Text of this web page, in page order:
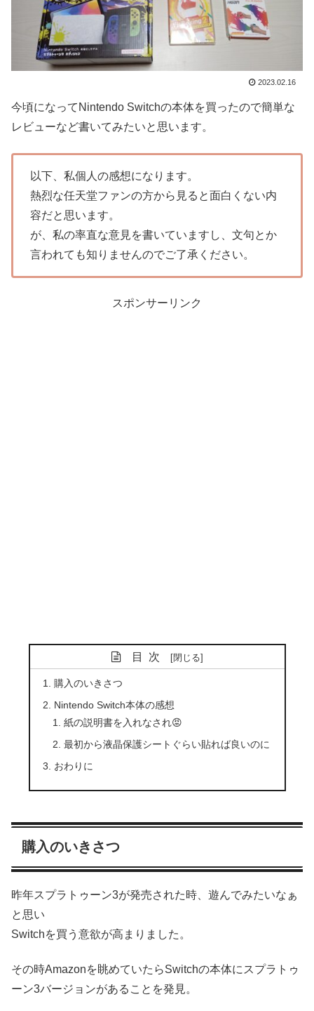
2023.02.16
今頃になってNintendo Switchの本体を買ったので簡単な
レビューなど書いてみたいと思います。
以下、私個人の感想になります。
熱烈な任天堂ファンの方から見ると面白くない内
容だと思います。
が、私の率直な意見を書いていますし、文句とか
言われても知りませんのでご了承ください。
スポンサーリンク
目次
購入のいきさつ
Nintendo Switch本体の感想
紙の説明書を入れなされ😡
最初から液晶保護シートぐらい貼れば良いのに
おわりに
購入のいきさつ
昨年スプラトゥーン3が発売された時、遊んでみたいなぁ
と思い
Switchを買う意欲が高まりました。
その時Amazonを眺めていたらSwitchの本体にスプラトゥ
ーン3バージョンがあることを発見。